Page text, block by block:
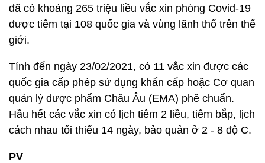
đã có khoảng 265 triệu liều vắc xin phòng Covid-19
được tiêm tại 108 quốc gia và vùng lãnh thổ trên thế
giới.
Tính đến ngày 23/02/2021, có 11 vắc xin được các
quốc gia cấp phép sử dụng khẩn cấp hoặc Cơ quan
quản lý dược phẩm Châu Âu (EMA) phê chuẩn.
Hầu hết các vắc xin có lịch tiêm 2 liều, tiêm bắp, lịch
cách nhau tối thiểu 14 ngày, bảo quản ở 2 - 8 độ C.
PV